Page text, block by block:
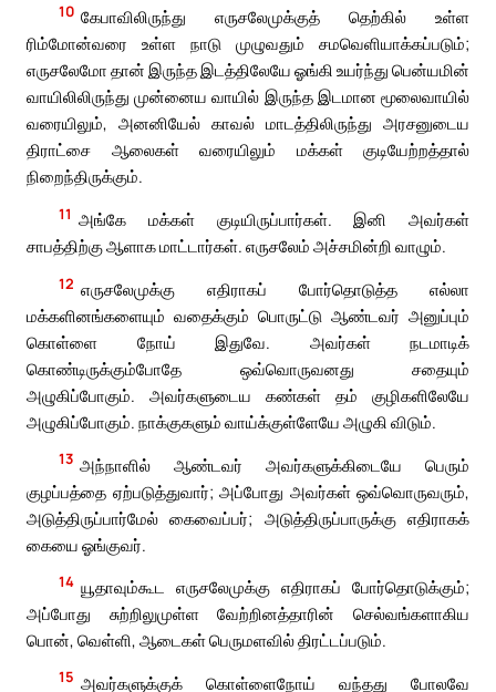
10 கேபாவிலிருந்து எருசலேமுக்குத் தெற்கில் உள்ள
ரிம்மோன்வரை உள்ள நாடு முழுவதும் சமவெளியாக்கப்படும்;
எருசலேமோ தான் இருந்த இடத்திலேயே ஓங்கி உயர்ந்து பென்யமின்
வாயிலிலிருந்து முன்னைய வாயில் இருந்த இடமான மூலைவாயில்
வரையிலும், அனனியேல் காவல் மாடத்திலிருந்து அரசனுடைய
திராட்சை ஆலைகள் வரையிலும் மக்கள் குடியேற்றத்தால்
நிறைந்திருக்கும்.
11 அங்கே மக்கள் குடியிருப்பார்கள். இனி அவர்கள்
சாபத்திற்கு ஆளாக மாட்டார்கள். எருசலேம் அச்சமின்றி வாழும்.
12 எருசலேமுக்கு எதிராகப் போர்தொடுத்த எல்லா
மக்களினங்களையும் வதைக்கும் பொருட்டு ஆண்டவர் அனுப்பும்
கொள்ளை நோய் இதுவே. அவர்கள் நடமாடிக்
கொண்டிருக்கும்போதே ஒவ்வொருவனது சதையும்
அழுகிப்போகும். அவர்களுடைய கண்கள் தம் குழிகளிலேயே
அழுகிப்போகும். நாக்குகளும் வாய்க்குள்ளேயே அழுகி விடும்.
13 அந்நாளில் ஆண்டவர் அவர்களுக்கிடையே பெரும்
குழப்பத்தை ஏற்படுத்துவார்; அப்போது அவர்கள் ஒவ்வொருவரும்,
அடுத்திருப்பார்மேல் கைவைப்பர்; அடுத்திருப்பாருக்கு எதிராகக்
கையை ஓங்குவர்.
14 யூதாவும்கூட எருசலேமுக்கு எதிராகப் போர்தொடுக்கும்;
அப்போது சுற்றிலுமுள்ள வேற்றினத்தாரின் செல்வங்களாகிய
பொன், வெள்ளி, ஆடைகள் பெருமளவில் திரட்டப்படும்.
15 அவர்களுக்குக் கொள்ளைநோய் வந்தது போலவே